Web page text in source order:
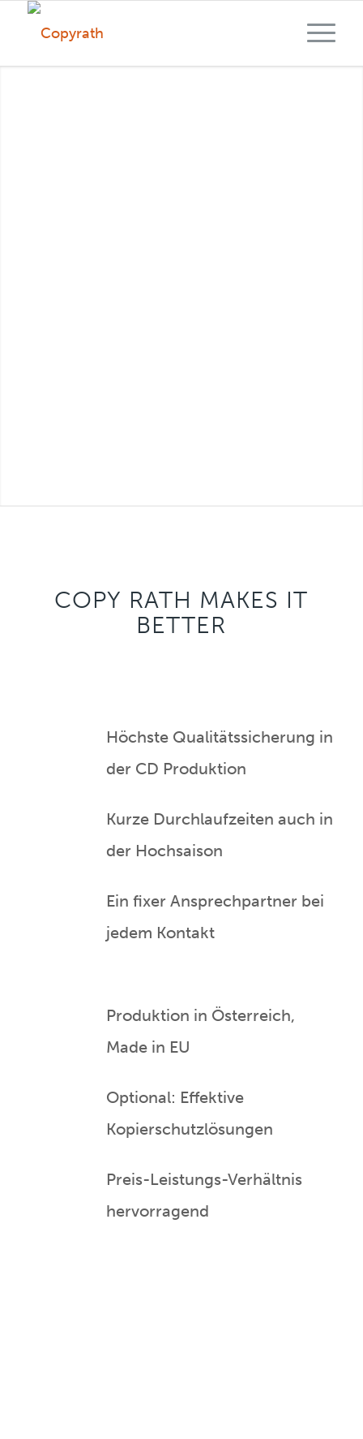
COPY RATH MAKES IT
BETTER
Höchste Qualitätssicherung in
der CD Produktion
Kurze Durchlaufzeiten auch in
der Hochsaison
Ein fixer Ansprechpartner bei
jedem Kontakt
Produktion in Österreich,
Made in EU
Optional: Effektive
Kopierschutzlösungen
Preis-Leistungs-Verhältnis
hervorragend